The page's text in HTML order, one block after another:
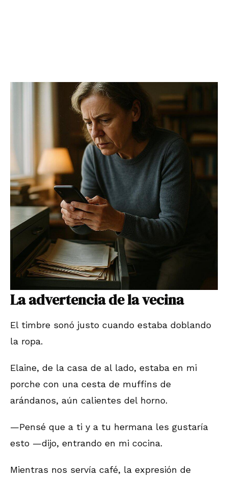
La advertencia de la vecina
El timbre sonó justo cuando estaba doblando
la ropa.
Elaine, de la casa de al lado, estaba en mi
porche con una cesta de muffins de
arándanos, aún calientes del horno.
—Pensé que a ti y a tu hermana les gustaría
esto —dijo, entrando en mi cocina.
Mientras nos servía café, la expresión de